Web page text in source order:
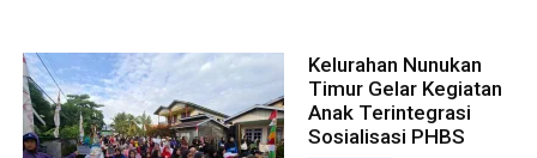
Kelurahan Nunukan
Timur Gelar Kegiatan
Anak Terintegrasi
Sosialisasi PHBS